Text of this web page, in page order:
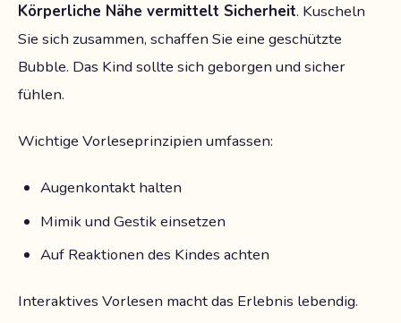
Körperliche Nähe vermittelt Sicherheit. Kuscheln
Sie sich zusammen, schaffen Sie eine geschützte
Bubble. Das Kind sollte sich geborgen und sicher
fühlen.
Wichtige Vorleseprinzipien umfassen:
Augenkontakt halten
Mimik und Gestik einsetzen
Auf Reaktionen des Kindes achten
Interaktives Vorlesen macht das Erlebnis lebendig.